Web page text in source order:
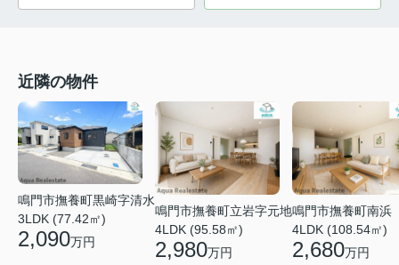
近隣の物件
鳴門市撫養町黒崎字清水
3LDK (77.42㎡)
2,090万円
鳴門市撫養町立岩字元地
4LDK (95.58㎡)
2,980万円
鳴門市撫養町南浜
4LDK (108.54㎡)
2,680万円